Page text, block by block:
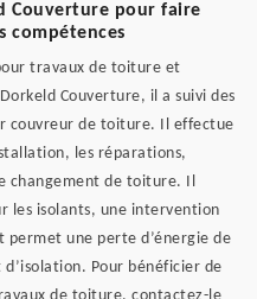
Couverture pour faire
compétences
travaux de toiture et
Couverture, il a suivi des
couvreur de toiture. Il effectue
les réparations,
changement de toiture. Il
les isolants, une intervention
une perte d’énergie de
d’isolation. Pour bénéficier de